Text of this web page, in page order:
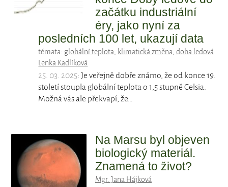
začátku industriální
éry, jako nyní za
posledních 100 let, ukazují data
témata: globální teplota, klimatická změna,doba ledová
Lenka Kadlíková
25. 03. 2025: Je veřejně dobře známo, že od konce 19.
století stoupla globální teplota o 1,5 stupně Celsia.
Možná vás ale překvapí, že…
Na Marsu byl objeven
biologický materiál.
Znamená to život?
Mgr. Jana Hájková